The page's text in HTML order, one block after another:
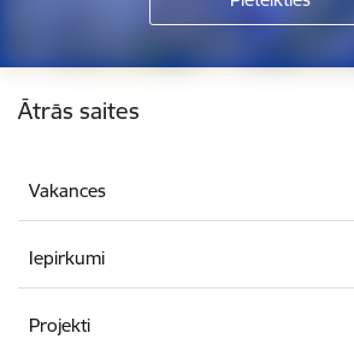
Kājene
Ātrās saites
Vakances
Iepirkumi
Projekti